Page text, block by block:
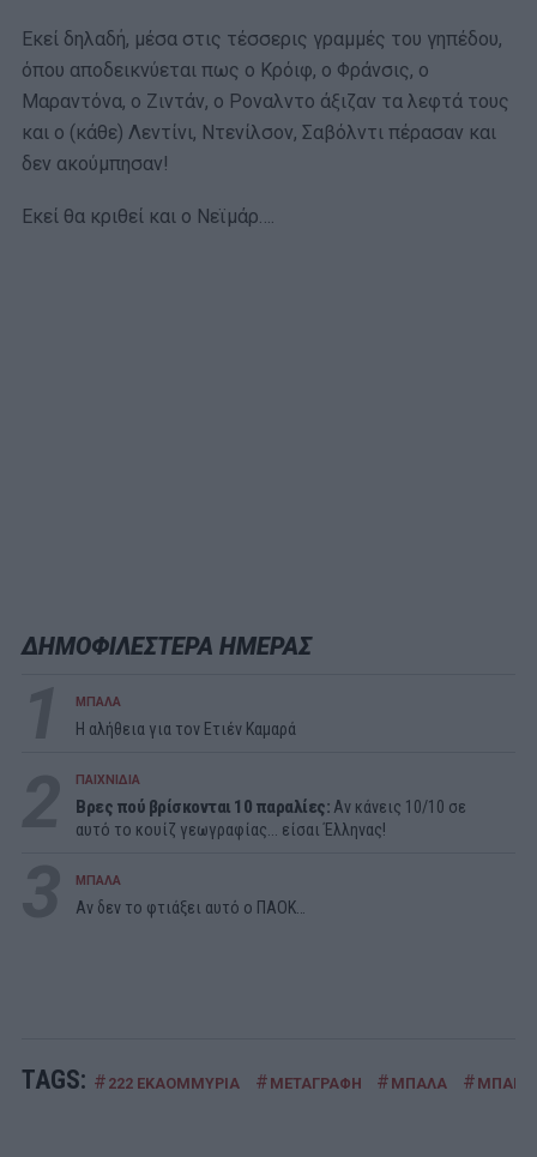
Εκεί δηλαδή, μέσα στις τέσσερις γραμμές του γηπέδου,
όπου αποδεικνύεται πως ο Κρόιφ, ο Φράνσις, ο
Μαραντόνα, ο Ζιντάν, ο Ροναλντο άξιζαν τα λεφτά τους
και ο (κάθε) Λεντίνι, Ντενίλσον, Σαβόλντι πέρασαν και
δεν ακούμπησαν!
Εκεί θα κριθεί και ο Νεϊμάρ….
ΔΗΜΟΦΙΛΕΣΤΕΡΑ ΗΜΕΡΑΣ
ΜΠΑΛΑ
Η αλήθεια για τον Ετιέν Καμαρά
ΠΑΙΧΝΙΔΙΑ
Βρες πού βρίσκονται 10 παραλίες: Αν κάνεις 10/10 σε
αυτό το κουίζ γεωγραφίας... είσαι Έλληνας!
ΜΠΑΛΑ
Αν δεν το φτιάξει αυτό ο ΠΑΟΚ…
TAGS: # 222 ΕΚΑΟΜΜΥΡΙΑ # ΜΕΤΑΓΡΑΦΗ # ΜΠΑΛΑ #